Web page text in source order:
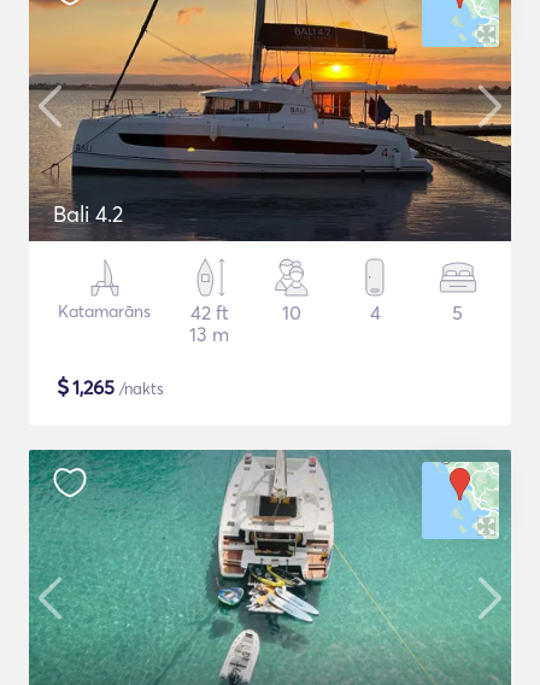
Bali 4.2
Katamarāns
42 ft
13 m
10 4 5
$1,265 /nakts